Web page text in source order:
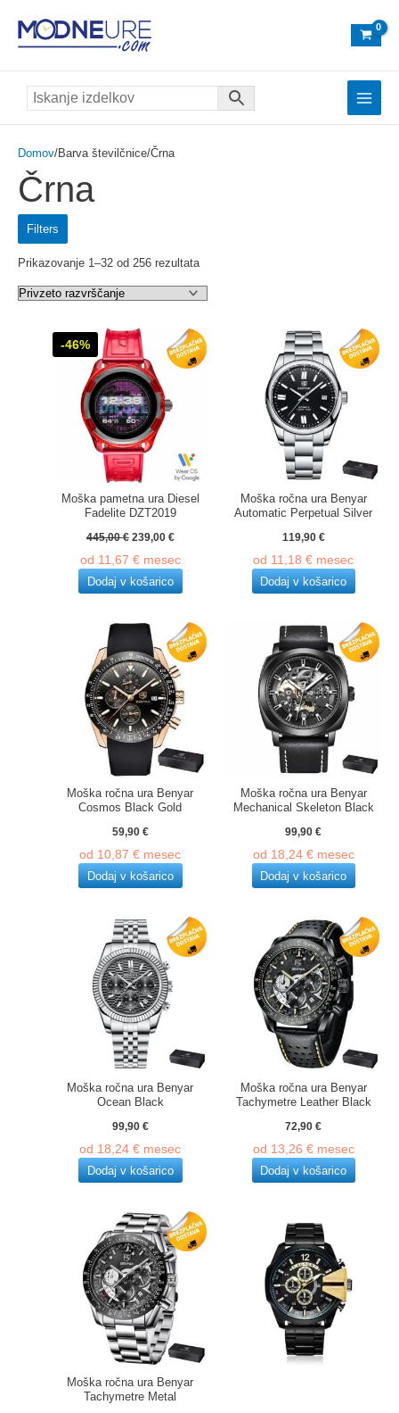
content
Main
Domov/Barva številčnice/Črna
Črna
Filters
Prikazovanje 1–32 od 256 rezultata
-46%
Moška pametna ura Diesel
Fadelite DZT2019
445,00€ Izvirna
cena
je
bila:
445,00 €.
239,00 €Trenutna
je:
239,00 €.
od 11,67 €mesec
Dodaj v košarico
Moška ročna ura Benyar
Automatic Perpetual Silver
119,90 €
od 11,18€ mesec
Dodaj v košarico
Moška ročna ura Benyar
Cosmos Black Gold
59,90 €
od 10,87€ mesec
Dodaj v košarico
Moška ročna ura Benyar
Mechanical Skeleton Black
99,90€
od 18,24 €mesec
Dodaj v košarico
Moška ročna ura Benyar
Ocean Black
99,90 €
od 18,24€ mesec
Dodaj v košarico
Moška ročna ura Benyar
Tachymetre Leather Black
72,90€
od 13,26 €mesec
Dodaj v košarico
Moška ročna ura Benyar
Tachymetre Metal